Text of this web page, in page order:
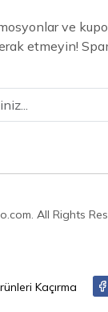
ve
etmeyin!
All Rights
Kaçırma